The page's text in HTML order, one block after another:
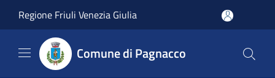
Regione Friuli Venezia Giulia
Comune di Pagnacco